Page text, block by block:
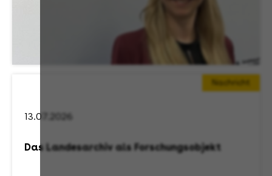
Nachricht
13.07.2026
Das Landesarchiv als Forschungsobjekt